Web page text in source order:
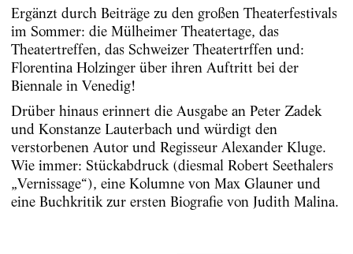
Ergänzt durch Beiträge zu den großen Theaterfestivals
im Sommer: die Mülheimer Theatertage, das
Theatertreffen, das Schweizer Theatertrffen und:
Florentina Holzinger über ihren Auftritt bei der
Biennale in Venedig!
Drüber hinaus erinnert die Ausgabe an Peter Zadek
und Konstanze Lauterbach und würdigt den
verstorbenen Autor und Regisseur Alexander Kluge.
Wie immer: Stückabdruck (diesmal Robert Seethalers
„Vernissage“), eine Kolumne von Max Glauner und
eine Buchkritik zur ersten Biografie von Judith Malina.